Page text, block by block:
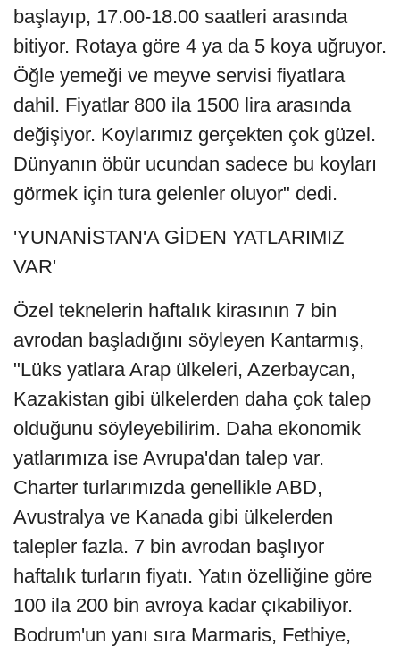
başlayıp, 17.00-18.00 saatleri arasında
bitiyor. Rotaya göre 4 ya da 5 koya uğruyor.
Öğle yemeği ve meyve servisi fiyatlara
dahil. Fiyatlar 800 ila 1500 lira arasında
değişiyor. Koylarımız gerçekten çok güzel.
Dünyanın öbür ucundan sadece bu koyları
görmek için tura gelenler oluyor" dedi.
'YUNANİSTAN'A GİDEN YATLARIMIZ
VAR'
Özel teknelerin haftalık kirasının 7 bin
avrodan başladığını söyleyen Kantarmış,
"Lüks yatlara Arap ülkeleri, Azerbaycan,
Kazakistan gibi ülkelerden daha çok talep
olduğunu söyleyebilirim. Daha ekonomik
yatlarımıza ise Avrupa'dan talep var.
Charter turlarımızda genellikle ABD,
Avustralya ve Kanada gibi ülkelerden
talepler fazla. 7 bin avrodan başlıyor
haftalık turların fiyatı. Yatın özelliğine göre
100 ila 200 bin avroya kadar çıkabiliyor.
Bodrum'un yanı sıra Marmaris, Fethiye,